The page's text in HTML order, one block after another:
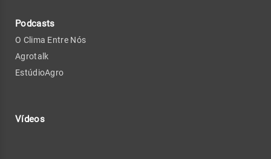
Podcasts
O Clima Entre Nós
Agrotalk
EstúdioAgro
Vídeos